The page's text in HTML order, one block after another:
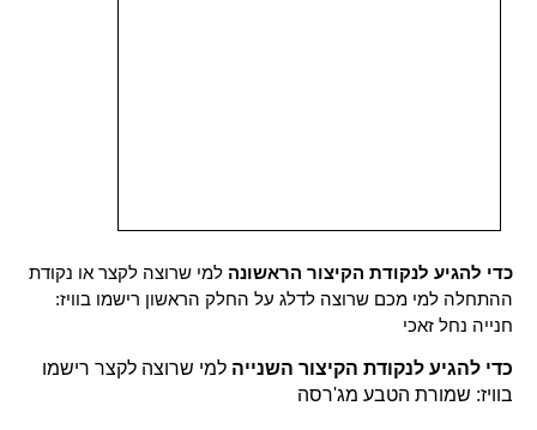
כדי להגיע לנקודת הקיצור הראשונה למי שרוצה לקצר או נקודת
ההתחלה למי מכם שרוצה לדלג על החלק הראשון רישמו בוויז:
חנייה נחל זאכי
כדי להגיע לנקודת הקיצור השנייה למי שרוצה לקצר רישמו
בוויז: שמורת הטבע מג'רסה